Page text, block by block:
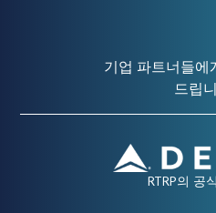
기업 파트너들에
드립
RTRP의 공